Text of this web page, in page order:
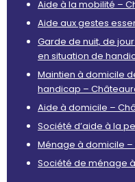
Aide à la mobilité –
Aide aux gestes
Garde de nuit, de
en situation de
Maintien à domicile
handicap –
Aide à domicile –
Société d’aide à la
Ménage à domicile
Société de ménage